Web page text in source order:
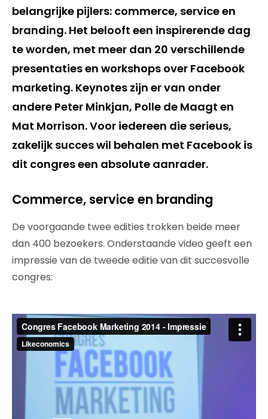
belangrijke pijlers: commerce, service en
branding. Het belooft een inspirerende dag
te worden, met meer dan 20 verschillende
presentaties en workshops over Facebook
marketing. Keynotes zijn er van onder
andere Peter Minkjan, Polle de Maagt en
Mat Morrison. Voor iedereen die serieus,
zakelijk succes wil behalen met Facebook is
dit congres een absolute aanrader.
Commerce, service en branding
De voorgaande twee edities trokken beide meer
dan 400 bezoekers. Onderstaande video geeft een
impressie van de tweede editie van dit succesvolle
congres: